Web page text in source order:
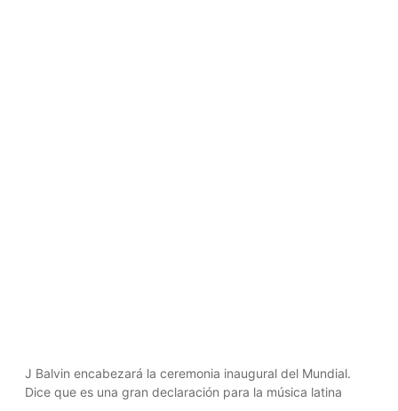
J Balvin encabezará la ceremonia inaugural del Mundial.
Dice que es una gran declaración para la música latina